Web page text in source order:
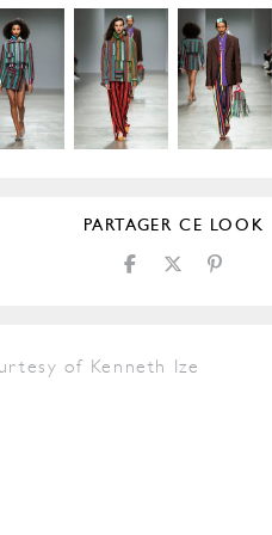
PARTAGER CE LOOK
of Kenneth Ize